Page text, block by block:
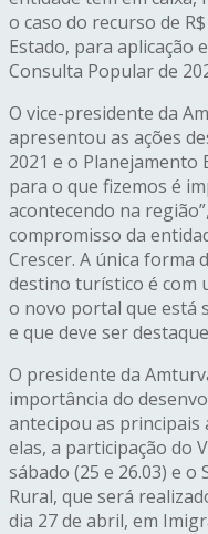
o caso do recurso de
Estado, para aplicação
Consulta Popular de
O vice-presidente da
apresentou as ações
2021 e o Planejamento
para o que fizemos é
acontecendo na
compromisso da
Crescer. A única forma
destino turístico é com
o novo portal que está
e que deve ser
O presidente da
importância do
antecipou as principais
elas, a participação do
sábado (25 e 26.03) e
Rural, que será
dia 27 de abril, em